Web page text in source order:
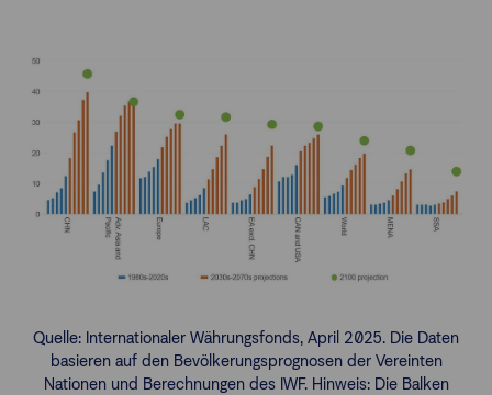
Quelle: Internationaler Währungsfonds, April 2025. Die Daten
basieren auf den Bevölkerungsprognosen der Vereinten
Nationen und Berechnungen des IWF. Hinweis: Die Balken